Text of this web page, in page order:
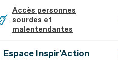
Accès personnes
sourdes et
malentendantes
Espace Inspir'Action